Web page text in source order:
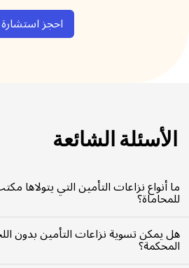
احجز استشارة
الأسئلة الشائعة
ما أنواع نزاعات التأمين التي يتولاها
للمحاماة؟
نعمل عل حل نزاعات تتعلق بالتأمين الصحي،
وتعطّل الأعمال، والتأمين البحري، وتأمين الحياة،
هل يمكن تسوية نزاعات التأمين بدون
المحكمة؟
نعم، يتم حل الكثير من القضايا من خلال التفاوض